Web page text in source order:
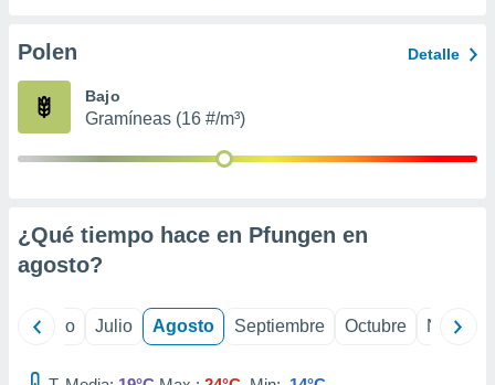
e
mediante
de
1199
Polen Detalle
Bajo
Gramíneas (16 #/m³)
¿Qué tiempo hace en Pfungen en
agosto?
Junio Julio Agosto Septiembre Octubre